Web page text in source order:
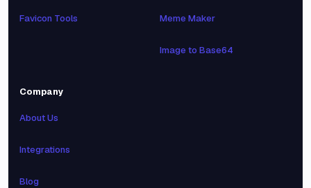
Favicon Tools Meme Maker
Image to Base64
Company
About Us
Integrations
Blog